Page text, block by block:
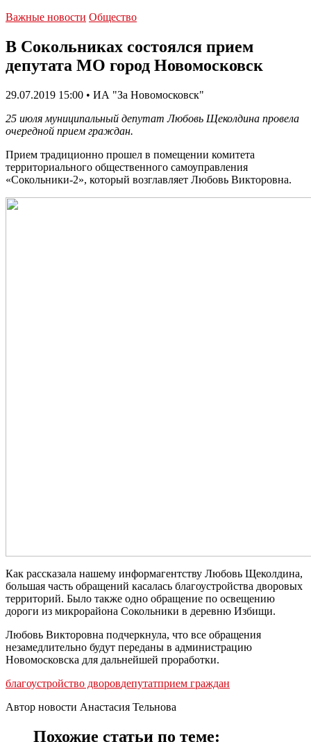
Важные новости Общество
В Сокольниках состоялся прием
депутата МО город Новомосковск
29.07.2019 15:00 • ИА "За Новомосковск"
25 июля муниципальный депутат Любовь Щеколдина провела
очередной прием граждан.
Прием традиционно прошел в помещении комитета
территориального общественного самоуправления
«Сокольники-2», который возглавляет Любовь Викторовна.
Как рассказала нашему информагентству Любовь Щеколдина,
большая часть обращений касалась благоустройства дворовых
территорий. Было также одно обращение по освещению
дороги из микрорайона Сокольники в деревню Избищи.
Любовь Викторовна подчеркнула, что все обращения
незамедлительно будут переданы в администрацию
Новомосковска для дальнейшей проработки.
благоустройство дворовдепутатприем граждан
Автор новости Анастасия Тельнова
Похожие статьи по теме: